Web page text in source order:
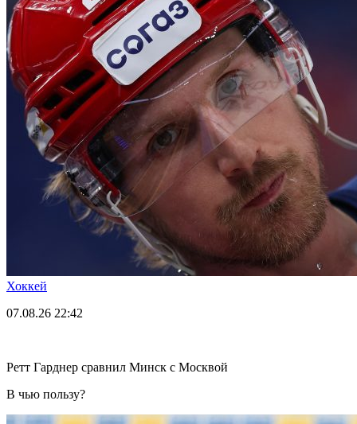
Хоккей
07.08.26 22:42
Ретт Гарднер сравнил Минск с Москвой
В чью пользу?